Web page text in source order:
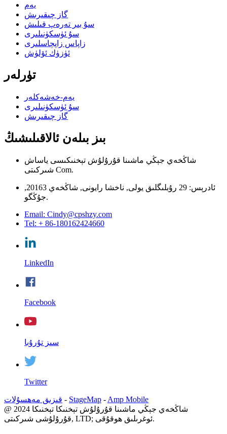
يەم
گاز چىقىرىش
سۇ بىر تەرەپ قىلىش
سۇ ئۈسكۈنىلىرى
زاپاس زاپچاسلىرى
ئۈزۈك ئۆلۈش
تۈرلەر
يەم-خەشەكلەر
سۇ ئۈسكۈنىلىرى
گاز چىقىرىش
بىز بىلەن ئالاقىلىشىڭ
شاڭخەي جېڭي ماشىنا قۇرۇلۇش تېخنىكىسى ياساش
شىركىتى Com.
ئادرېس: 29 رۇبلىگلىق يولى, ناخشا رايونى, شاڭخەي 20163,
جۇڭگو.
Email: Cindy@cpshzy.com
Tel: + 86-180162424660
LinkedIn
Facebook
سىز تۇرۇبا
Twitter
قىزىق مەھسۇلات - StageMap - Amp Mobile
@ 2024 شاڭخەي جېڭي ماشىنا قۇرۇلۇش تېخنىكا تېخنىكا
قۇرۇلۇشى شىركىتى, LTD; ئوغرىلىق ھوقۇقى.